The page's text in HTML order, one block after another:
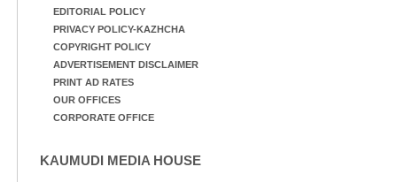
EDITORIAL POLICY
PRIVACY POLICY-KAZHCHA
COPYRIGHT POLICY
ADVERTISEMENT DISCLAIMER
PRINT AD RATES
OUR OFFICES
CORPORATE OFFICE
KAUMUDI MEDIA HOUSE